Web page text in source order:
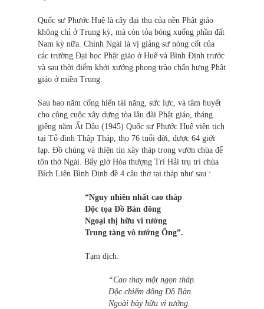
Quốc sư Phước Huệ là cây đại thụ của nền Phật giáo
không chỉ ở Trung kỳ, mà còn tỏa bóng xuống phần đất
Nam kỳ nữa. Chính Ngài là vị giảng sư nòng cốt của
các trường Đại học Phật giáo ở Huế và Bình Định trước
và sau thời điểm khởi xướng phong trào chấn hưng Phật
giáo ở miền Trung.
Sau bao năm cống hiến tài năng, sức lực, và tâm huyết
cho công cuộc xây dựng tòa lâu đài Phật giáo, tháng
giêng năm Ất Dậu (1945) Quốc sư Phước Huệ viên tịch
tại Tổ đình Thập Tháp, thọ 76 tuổi đời, được 64 giới
lạp. Đồ chúng và thiện tín xây tháp trong vườn chùa để
tôn thờ Ngài. Bấy giờ Hòa thượng Trí Hải trụ trì chùa
Bích Liên Bình Định đề 4 câu thơ tại tháp như sau :
“Nguy nhiên nhất cao tháp
Độc tọa Đồ Bàn đông
Ngoại thị hữu vi tướng
Trung tàng vô tướng Ông”.
Tạm dịch:
“Cao thay một ngọn tháp.
Độc chiếm đông Đồ Bàn.
Ngoài bày hữu vi tướng.